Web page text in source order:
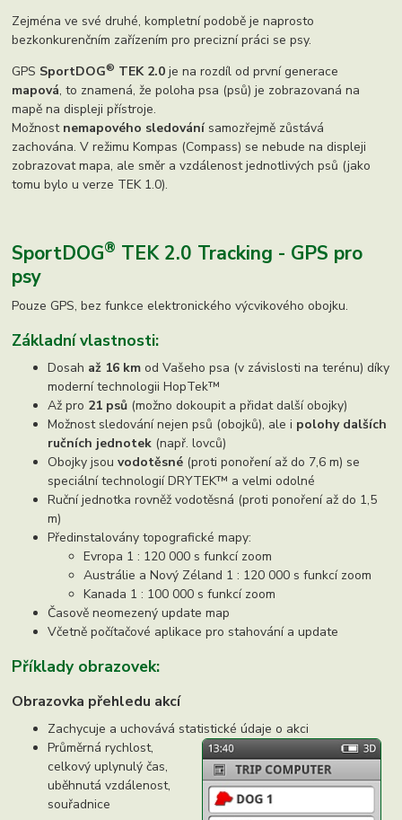
Zejména ve své druhé, kompletní podobě je naprosto
bezkonkurenčním zařízením pro precizní práci se psy.
GPS SportDOG® TEK 2.0 je na rozdíl od první generace
mapová, to znamená, že poloha psa (psů) je zobrazovaná na
mapě na displeji přístroje.
Možnost nemapového sledovánísamozřejmě zůstává
zachována. V režimu Kompas (Compass) se nebude na displeji
zobrazovat mapa, ale směr a vzdálenost jednotlivých psů (jako
tomu bylo u verze TEK 1.0).
SportDOG® TEK 2.0 Tracking - GPS pro
psy
Pouze GPS, bez funkce elektronického výcvikového obojku.
Základní vlastnosti:
Dosah až 16 km od Vašeho psa (v závislosti na terénu) díky
moderní technologii HopTek™
Až pro 21 psů (možno dokoupit a přidat další obojky)
Možnost sledování nejen psů (obojků), ale i polohy dalších
ručních jednotek (např. lovců)
Obojky jsouvodotěsné (proti ponoření až do 7,6 m) se
speciální technologií DRYTEK™ a velmi odolné
Ruční jednotka rovněž vodotěsná (proti ponoření až do 1,5
m)
Předinstalovány topografické mapy:
Evropa 1 : 120 000 s funkcí zoom
Austrálie a Nový Zéland 1 : 120 000 s funkcí zoom
Kanada 1 : 100 000 s funkcí zoom
Časově neomezený update map
Včetně počítačové aplikace pro stahování a update
Příklady obrazovek:
Obrazovka přehledu akcí
Zachycuje a uchovává statistické údaje o akci
Průměrná rychlost,
celkový uplynulý čas,
uběhnutá vzdálenost,
souřadnice